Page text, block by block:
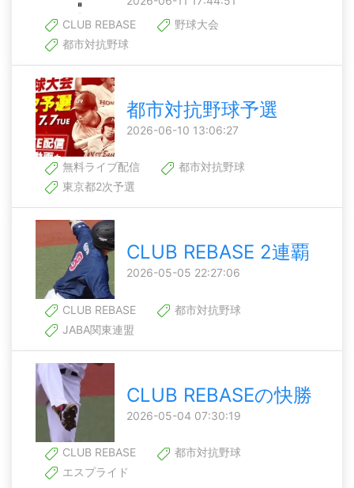
CLUB REBASE
野球大会
都市対抗野球
都市対抗野球予選
2026-06-10 13:06:27
無料ライブ配信
都市対抗野球
東京都2次予選
CLUB REBASE 2連覇
2026-05-05 22:27:06
CLUB REBASE
都市対抗野球
JABA関東連盟
CLUB REBASEの快勝
2026-05-04 07:30:19
CLUB REBASE
都市対抗野球
エスプライド